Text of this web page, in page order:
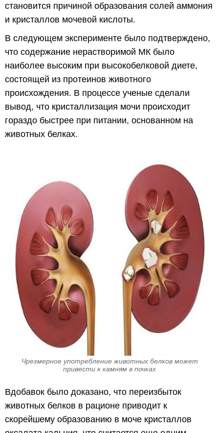
становится причиной образования солей аммония
и кристаллов мочевой кислоты.
В следующем эксперименте было подтверждено,
что содержание нерастворимой МК было
наиболее высоким при высокобелковой диете,
состоящей из протеинов животного
происхождения. В процессе ученые сделали
вывод, что кристаллизация мочи происходит
гораздо быстрее при питании, основанном на
животных белках.
Чрезмерное употребление животных белков может
привести к камням в почках
Вдобавок было доказано, что переизбыток
животных белков в рационе приводит к
скорейшему образованию в моче кристаллов